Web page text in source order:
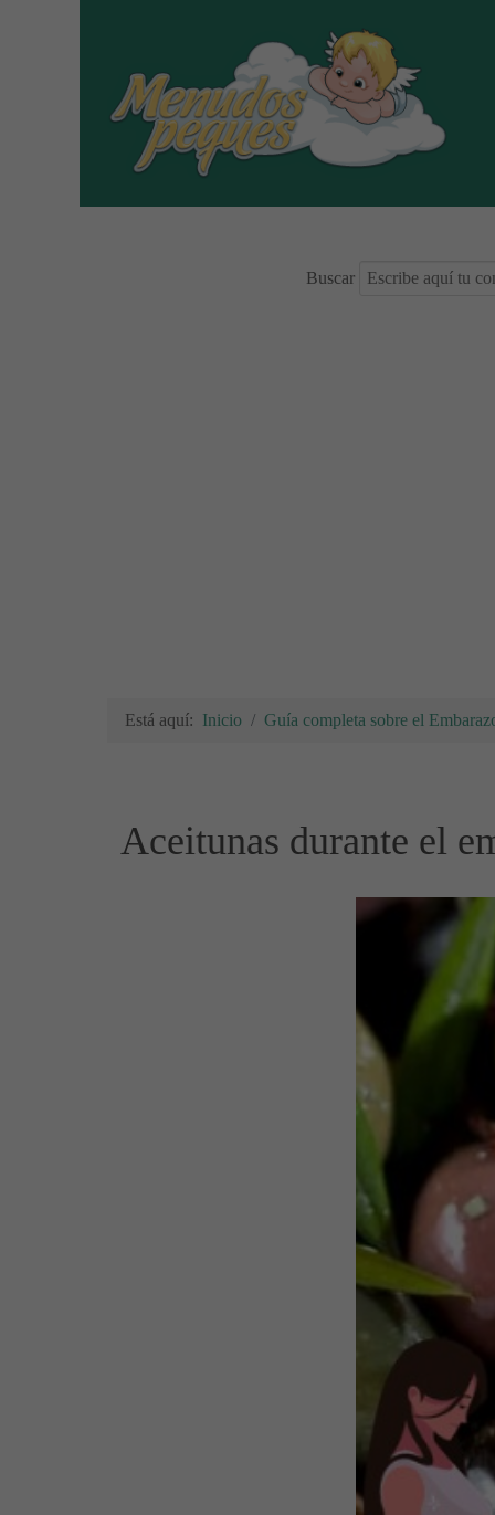
Buscar
Está aquí: Inicio Guía completa sobre el
Aceitunas durante el